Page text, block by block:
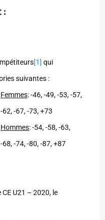
:
[1] qui
suivantes :
Femmes: -46, -49, -53, -57,
-62, -67, -73, +73
Hommes: -54, -58, -63,
-68, -74, -80, -87, +87
U21 – 2020, le